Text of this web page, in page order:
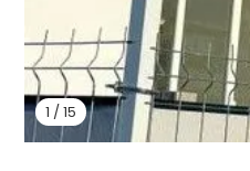
1 /15